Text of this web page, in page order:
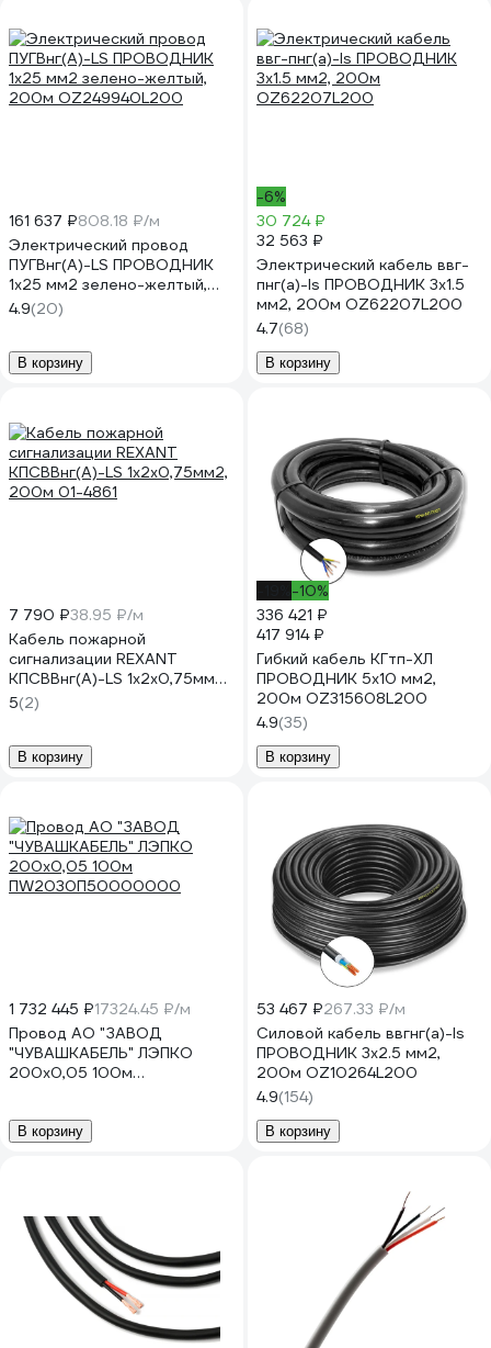
161 637 ₽808.18 ₽/м
Электрический провод
ПУГВнг(А)-LS ПРОВОДНИК
1x25 мм2 зелено-желтый,
200м OZ249940L200
4.9(20)
В корзину
-6%
30 724 ₽
32 563 ₽
Электрический кабель ввг-
пнг(a)-ls ПРОВОДНИК 3x1.5
мм2, 200м OZ62207L200
4.7(68)
В корзину
7 790 ₽38.95 ₽/м
Кабель пожарной
сигнализации REXANT
КПСВВнг(А)-LS 1x2x0,75мм2,
200м 01-4861
5(2)
В корзину
-10%
336 421 ₽
417 914 ₽
Гибкий кабель КГтп-ХЛ
ПРОВОДНИК 5x10 мм2,
200м OZ315608L200
4.9(35)
В корзину
1 732 445 ₽17324.45 ₽/м
Провод АО "ЗАВОД
"ЧУВАШКАБЕЛЬ" ЛЭПКО
200х0,05 100м
В корзину
53 467 ₽267.33 ₽/м
Силовой кабель ввгнг(a)-ls
ПРОВОДНИК 3x2.5 мм2,
200м OZ10264L200
4.9(154)
В корзину